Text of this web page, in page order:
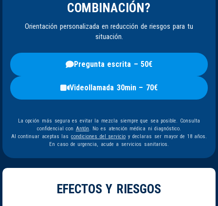
COMBINACIÓN?
Orientación personalizada en reducción de riesgos para tu
situación.
Pregunta escrita – 50€
Videollamada 30min – 70€
La opción más segura es evitar la mezcla siempre que sea posible. Consulta
confidencial con Antón. No es atención médica ni diagnóstico.
Al continuar aceptas las condiciones del servicio y declaras ser mayor de 18 años.
En caso de urgencia, acude a servicios sanitarios.
EFECTOS Y RIESGOS